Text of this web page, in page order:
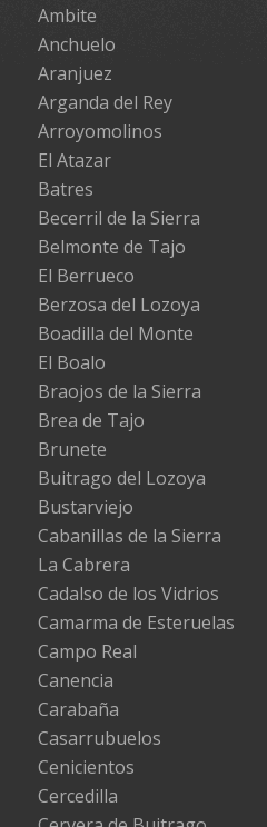
Ambite
Anchuelo
Aranjuez
Arganda del Rey
Arroyomolinos
El Atazar
Batres
Becerril de la Sierra
Belmonte de Tajo
El Berrueco
Berzosa del Lozoya
Boadilla del Monte
El Boalo
Braojos de la Sierra
Brea de Tajo
Brunete
Buitrago del Lozoya
Bustarviejo
Cabanillas de la Sierra
La Cabrera
Cadalso de los Vidrios
Camarma de Esteruelas
Campo Real
Canencia
Carabaña
Casarrubuelos
Cenicientos
Cercedilla